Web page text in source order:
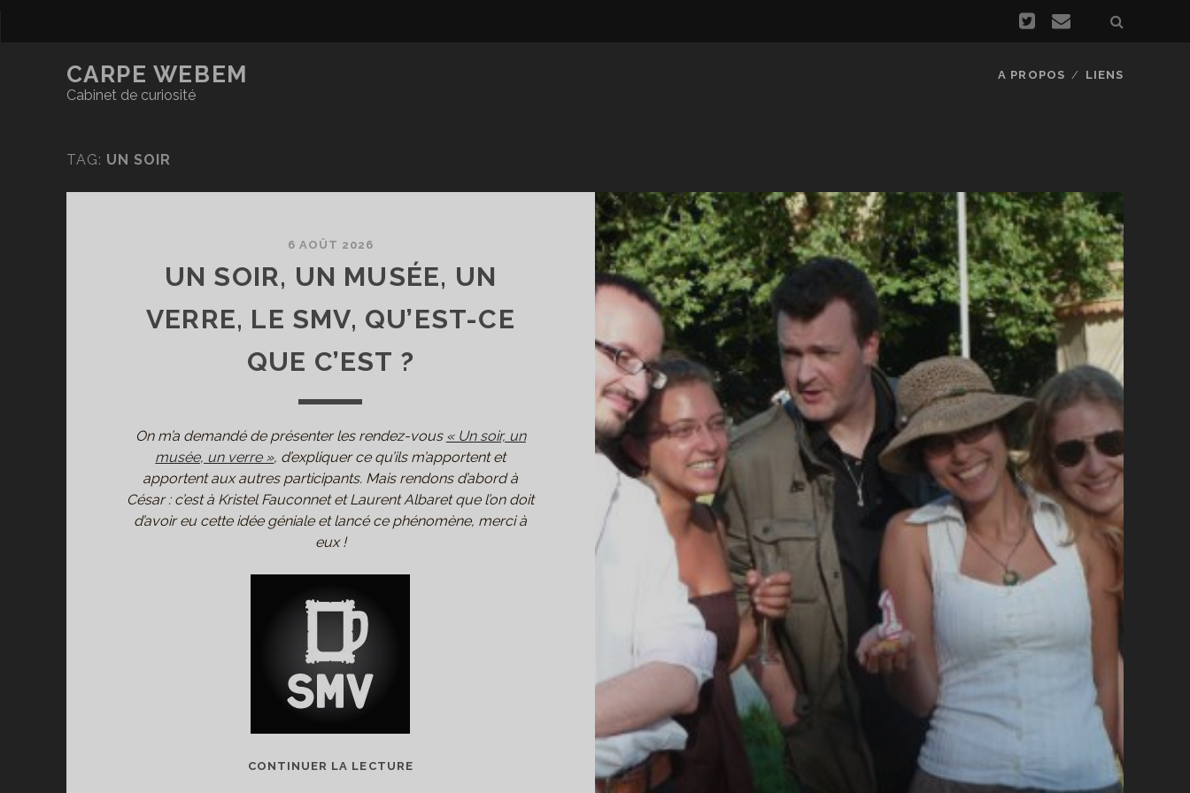
CARPE WEBEM
Cabinet de curiosité
A PROPOS LIENS
TAG: UN SOIR
6 AOÛT 2026
UN SOIR, UN MUSÉE, UN
VERRE, LE SMV, QU’EST-CE
QUE C’EST ?
On m’a demandé de présenter les rendez-vous « Un soir, un
musée, un verre », d’expliquer ce qu’ils m’apportent et
apportent aux autres participants. Mais rendons d’abord à
César : c’est à Kristel Fauconnet et Laurent Albaret que l’on doit
d’avoir eu cette idée géniale et lancé ce phénomène, merci à
eux !
CONTINUER LA LECTUREUN